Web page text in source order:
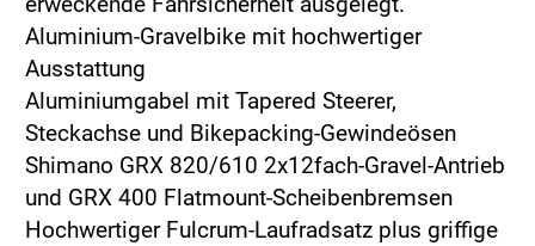
Aluminium-Gravelbike mit hochwertiger
Ausstattung
Aluminiumgabel mit Tapered Steerer,
Steckachse und Bikepacking-Gewindeösen
Shimano GRX 820/610 2x12fach-Gravel-Antrieb
und GRX 400 Flatmount-Scheibenbremsen
Hochwertiger Fulcrum-Laufradsatz plus griffige